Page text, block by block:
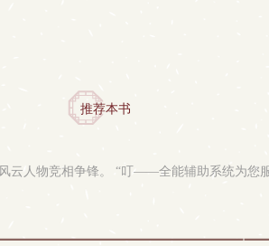
推荐本书
云人物竞相争锋。 “叮——全能辅助系统为您